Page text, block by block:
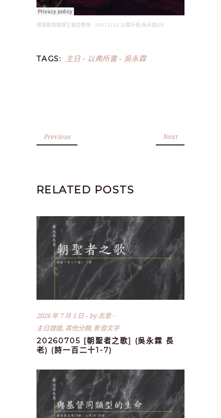
基督教高雄歸正福音教會 · 20071118 以弗所書(吳永霖)09
TAGS: 主日 - 以弗所書- 吳永霖
Previous Next
RELATED POSTS
2026 年 7 月 5 日 by志恩
主日證道, 其他分類, 影音文字
20260705 [朝聖者之歌] (吳永霖 長
老) (詩一百二十1-7)